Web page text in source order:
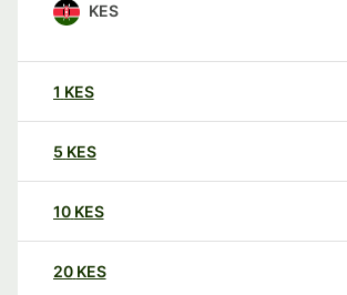
KES
1 KES
5 KES
10 KES
20 KES